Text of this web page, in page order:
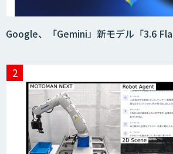
ービス
フィジカルAI・AIロ
タ収集・作成
SaaS・サブスク向
フォーム「ソアスク
Google、「Gemini」新モデル「3.6